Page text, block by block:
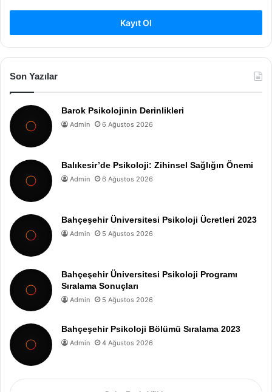
Kayıt Ol
Son Yazılar
Barok Psikolojinin Derinlikleri
Admin 6 Ağustos 2026
Balıkesir’de Psikoloji: Zihinsel Sağlığın Önemi
Admin 6 Ağustos 2026
Bahçeşehir Üniversitesi Psikoloji Ücretleri 2023
Admin 5 Ağustos 2026
Bahçeşehir Üniversitesi Psikoloji Programı
Sıralama Sonuçları
Admin 5 Ağustos 2026
Bahçeşehir Psikoloji Bölümü Sıralama 2023
Admin 4 Ağustos 2026